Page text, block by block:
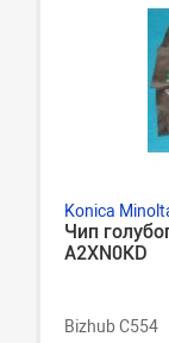
Konica
Чип
A2XN0KD
Bizhub C554